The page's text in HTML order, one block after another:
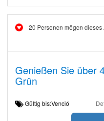
20 Personen mögen dieses
Genießen Sie über
Grün
Gültig bis:Venció